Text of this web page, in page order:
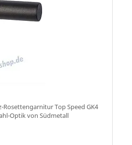
Rosettengarnitur Top Speed GK4
Optik von Südmetall